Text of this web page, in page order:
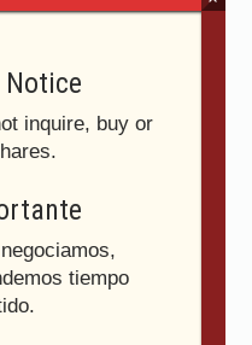
inquire, buy or
tiempo